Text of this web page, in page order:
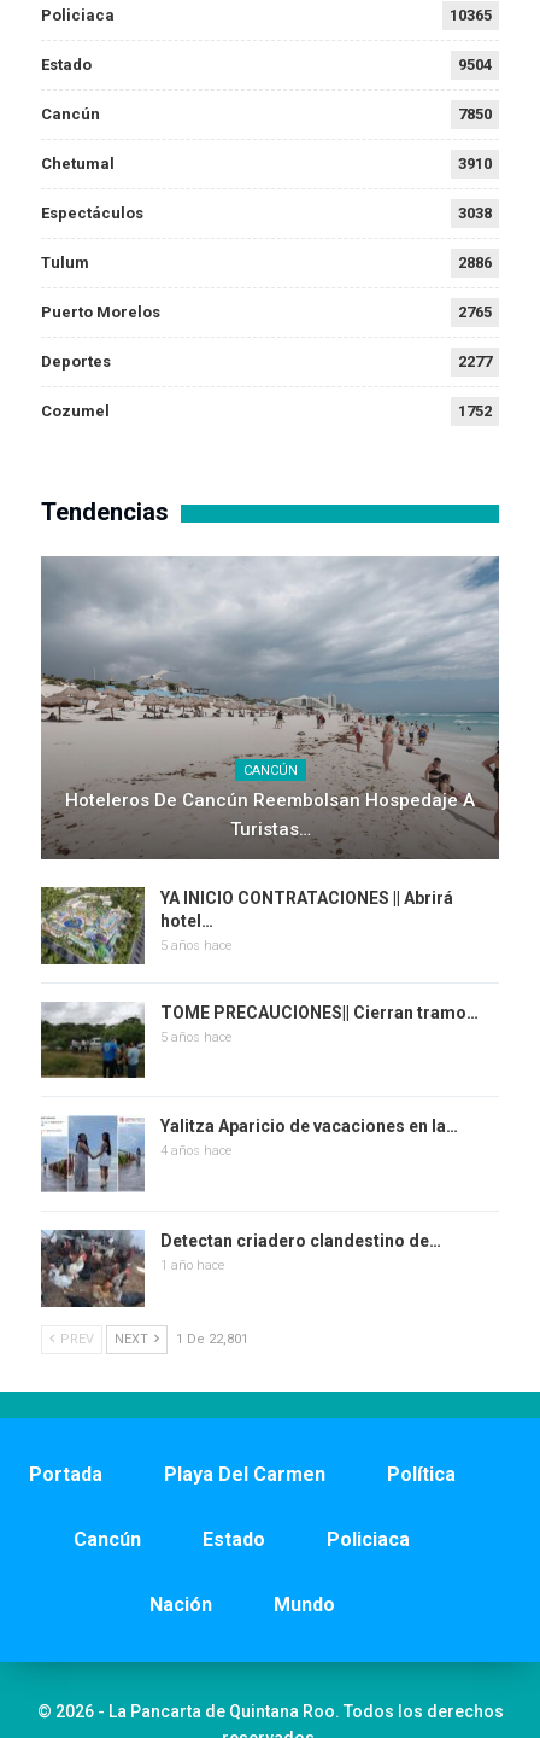
Policiaca 10365
Estado 9504
Cancún 7850
Chetumal 3910
Espectáculos 3038
Tulum 2886
Puerto Morelos 2765
Deportes 2277
Cozumel 1752
Tendencias
CANCÚN
Hoteleros De Cancún Reembolsan Hospedaje A
Turistas…
YA INICIO CONTRATACIONES || Abrirá
hotel…
5 años hace
TOME PRECAUCIONES|| Cierran tramo…
5 años hace
Yalitza Aparicio de vacaciones en la…
4 años hace
Detectan criadero clandestino de…
1 año hace
PREV NEXT 1 De 22,801
Portada Playa Del Carmen Política
Cancún Estado Policiaca
Nación Mundo
© 2026 - La Pancarta de Quintana Roo. Todos los derechos